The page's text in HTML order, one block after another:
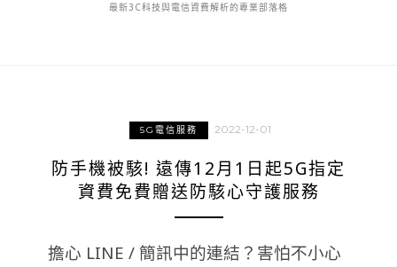
最新3C科技與電信資費解析的專業部落格
5G電信服務 2022-12-01
防手機被駭! 遠傳12月1日起5G指定
資費免費贈送防駭心守護服務
擔心 LINE / 簡訊中的連結？害怕不小心